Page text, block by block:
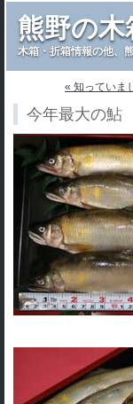
熊野の木
木箱・折箱情報の他、
« 知っていま
今年最大の鮎